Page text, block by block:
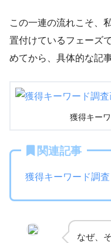
この一連の流れこそ、
置付けているフェーズ
めてから、具体的な記
獲得キー
関連記事
獲得キーワード調査
なぜ、